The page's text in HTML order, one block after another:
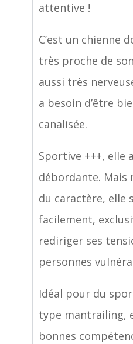
attentive !
C’est un chienne
très proche de
aussi très
a besoin d’être
canalisée.
Sportive +++, elle
débordante. Mais
du caractère, elle
facilement,
rediriger ses
personnes
Idéal pour du
type mantrailing,
bonnes